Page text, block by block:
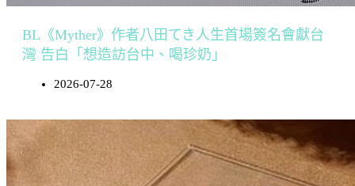
BL《Myther》作者八田てき人生首場簽名會獻台
灣 告白「想造訪台中、喝珍奶」
2026-07-28